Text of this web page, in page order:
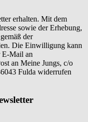
erhalten. Mit dem
sowie der Erhebung,
der
Die Einwilligung kann
E-Mail an
an Meine Jungs, c/o
Fulda widerrufen